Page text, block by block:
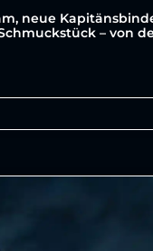
neue
– von